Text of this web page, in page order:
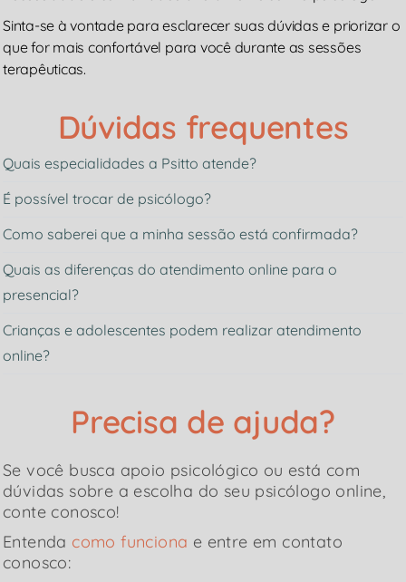
Sinta-se à vontade para esclarecer suas dúvidas e priorizar o
que for mais confortável para você durante as sessões
terapêuticas.
Dúvidas frequentes
Quais especialidades a Psitto atende?
É possível trocar de psicólogo?
Como saberei que a minha sessão está confirmada?
Quais as diferenças do atendimento online para o
presencial?
Crianças e adolescentes podem realizar atendimento
online?
Precisa de ajuda?
Se você busca apoio psicológico ou está com
dúvidas sobre a escolha do seu psicólogo online,
conte conosco!
Entenda como funciona e entre em contato
conosco: